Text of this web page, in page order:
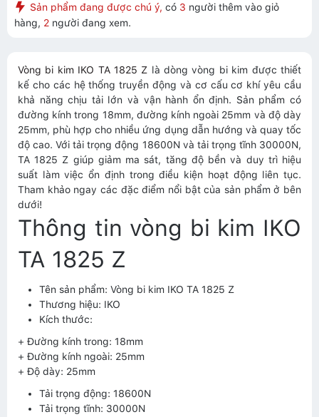
Sản phẩm đang được chú ý, có 3 người thêm vào giỏ
hàng, 2 người đang xem.
Vòng bi kim IKO TA 1825 Z là dòng vòng bi kim được thiết
kế cho các hệ thống truyền động và cơ cấu cơ khí yêu cầu
khả năng chịu tải lớn và vận hành ổn định. Sản phẩm có
đường kính trong 18mm, đường kính ngoài 25mm và độ dày
25mm, phù hợp cho nhiều ứng dụng dẫn hướng và quay tốc
độ cao. Với tải trọng động 18600N và tải trọng tĩnh 30000N,
TA 1825 Z giúp giảm ma sát, tăng độ bền và duy trì hiệu
suất làm việc ổn định trong điều kiện hoạt động liên tục.
Tham khảo ngay các đặc điểm nổi bật của sản phẩm ở bên
dưới!
Thông tin vòng bi kim IKO
TA 1825 Z
Tên sản phẩm: Vòng bi kim IKO TA 1825 Z
Thương hiệu: IKO
Kích thước:
+ Đường kính trong: 18mm
+ Đường kính ngoài: 25mm
+ Độ dày: 25mm
Tải trọng động: 18600N
Tải trọng tĩnh: 30000N